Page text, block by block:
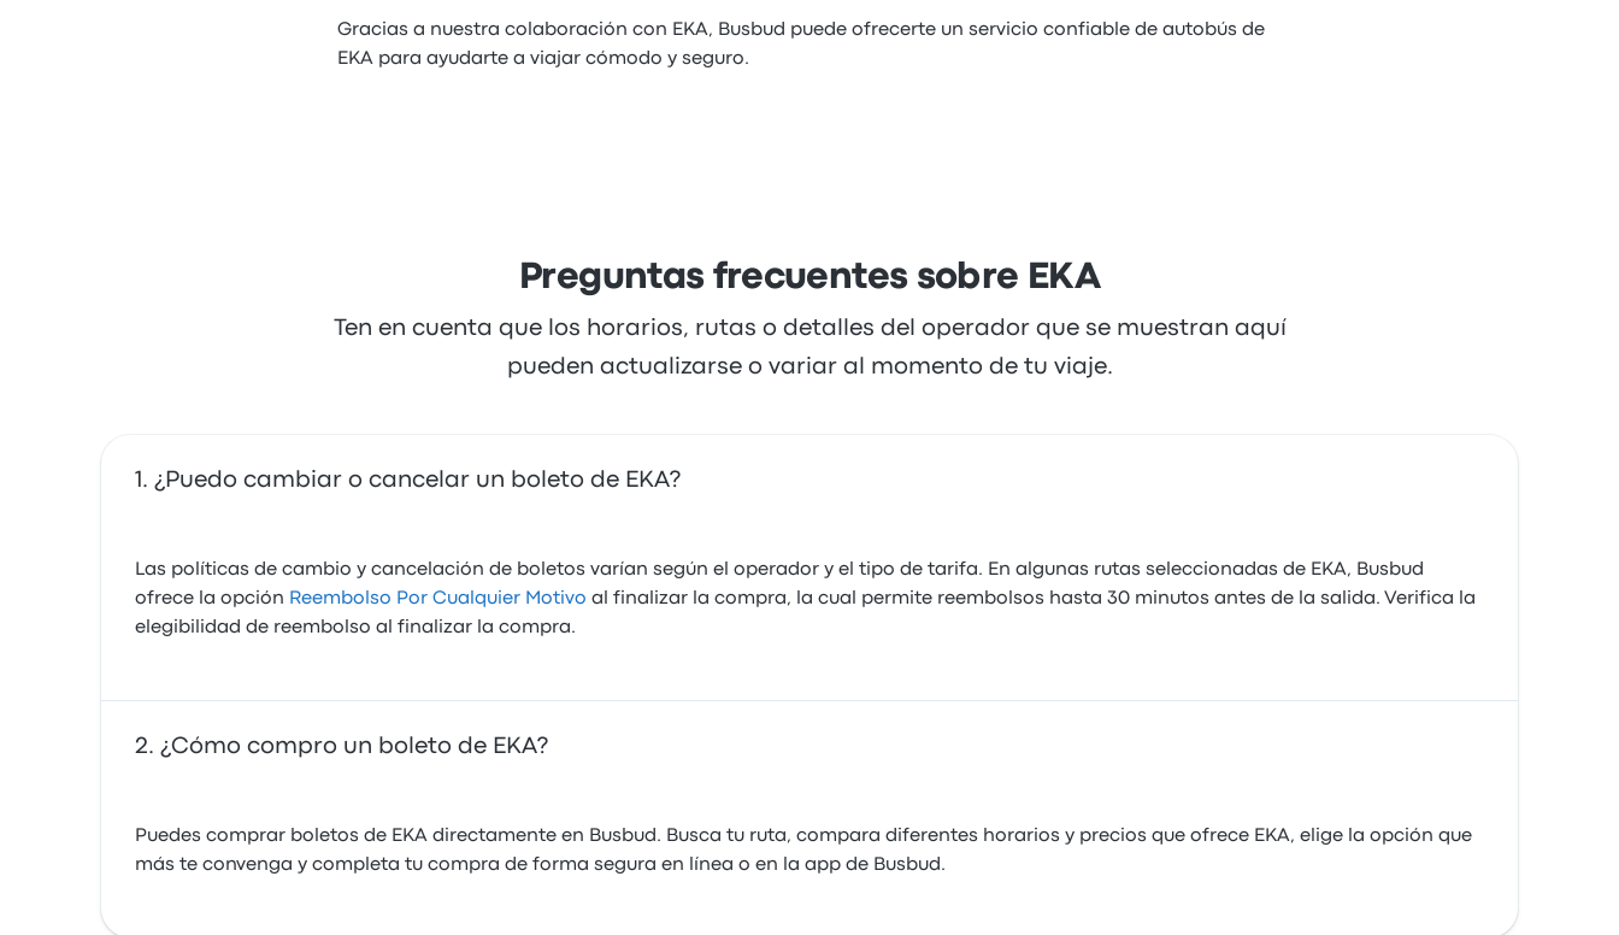
Gracias a nuestra colaboración con EKA, Busbud puede ofrecerte un servicio confiable de autobús de
EKA para ayudarte a viajar cómodo y seguro.
Preguntas frecuentes sobre EKA
Ten en cuenta que los horarios, rutas o detalles del operador que se muestran aquí
pueden actualizarse o variar al momento de tu viaje.
¿Puedo cambiar o cancelar un boleto de EKA?
Las políticas de cambio y cancelación de boletos varían según el operador y el tipo de tarifa. En algunas rutas seleccionadas de EKA, Busbud
ofrece la opción Reembolso Por Cualquier Motivo al finalizar la compra, la cual permite reembolsos hasta 30 minutos antes de la salida. Verifica la
elegibilidad de reembolso al finalizar la compra.
¿Cómo compro un boleto de EKA?
Puedes comprar boletos de EKA directamente en Busbud. Busca tu ruta, compara diferentes horarios y precios que ofrece EKA, elige la opción que
más te convenga y completa tu compra de forma segura en línea o en la app de Busbud.